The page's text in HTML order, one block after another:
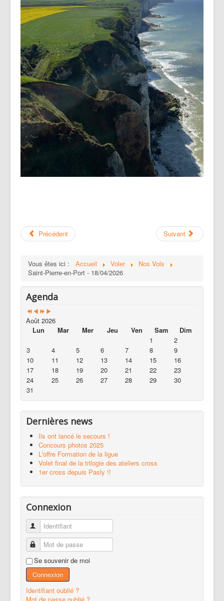
Précédent Suivant
Vous êtes ici : Accueil Voler
Nos Vols
Saint-Pierre-en-Port - 18/04/2026
Agenda
Août 2026
Lun
Mar Mer Jeu Ven Sam
Dim
1
2
3
4 5 6 7 8
9
10
11 12 13 14 15
16
17
18 19 20 21 22
23
24
25 26 27 28 29
30
31
Dernières news
Ils ont lancé le secours !
Concours photos 2025
L'offre Formation de la ligue
Volet final de la trilogie des ateliers cross
1er cross depuis Pasly !!
Connexion
Identifiant
Mot de passe
Se souvenir de moi
Connexion
Identifiant oublié ?